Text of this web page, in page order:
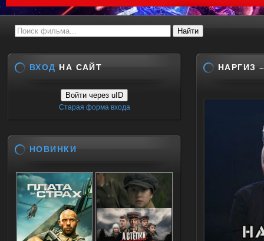
НАРГИЗ
ВХОД НА САЙТ
Войти через uID
Старая форма входа
НОВИНКИ